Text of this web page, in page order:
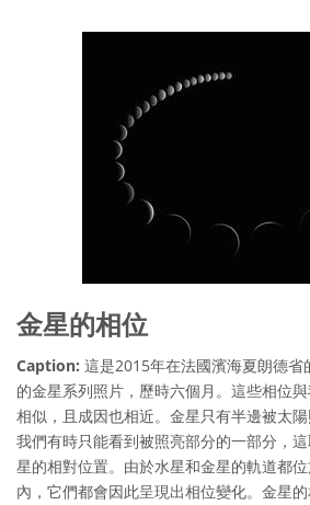
金星的相位
Caption: 這是2015年在法國濱海夏朗德省
的金星系列照片，歷時六個月。這些相位
相似，且成因也相近。金星只有半邊被太
我們有時只能看到被照亮部分的一部分，
星的相對位置。由於水星和金星的軌道都
內，它們都會因此呈現出相位變化。金星